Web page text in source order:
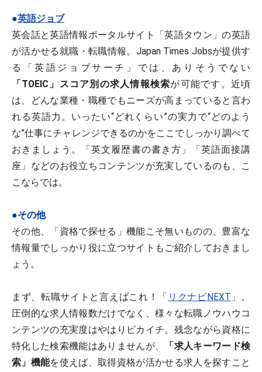
●英語ジョブ
英会話と英語情報ポータルサイト「英語タウン」の英語
が活かせる就職・転職情報。Japan Times Jobsが提供す
る「英語ジョブサーチ」では、ありそうでない
「TOEIC」スコア別の求人情報検索が可能です。近頃
は、どんな業種・職種でもニーズが高まっていると言わ
れる英語力。いったい“どれくらい”の実力で“どのよう
な”仕事にチャレンジできるのかをここでしっかり調べて
おきましょう。「英文履歴書の書き方」「英語面接講
座」などのお役立ちコンテンツが充実しているのも、こ
こならでは。
●その他
その他、「資格で探せる」機能こそ無いものの、豊富な
情報量でしっかり役に立つサイトもご紹介しておきまし
ょう。
まず、転職サイトと言えばこれ！「 リクナビNEXT 」。
圧倒的な求人情報数だけでなく、様々な転職ノウハウコ
ンテンツの充実度はやはりピカイチ。残念ながら資格に
特化した検索機能はありませんが、
「求人キーワード検
索」機能を使えば、取得資格が活かせる求人を探すこと